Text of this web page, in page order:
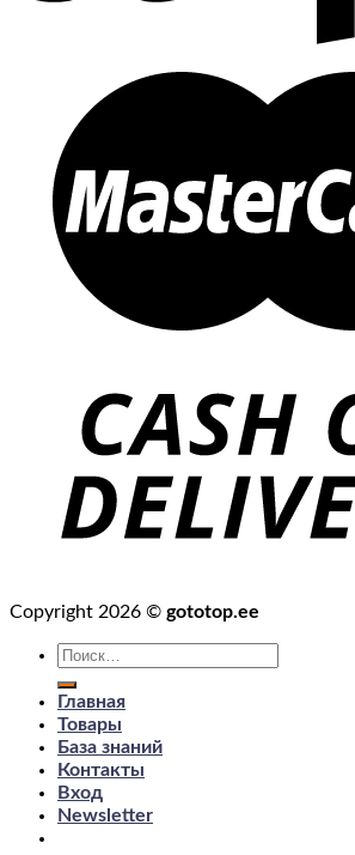
Copyright 2026 © gototop.ee
Искать:
Главная
Товары
База знаний
Контакты
Вход
Newsletter